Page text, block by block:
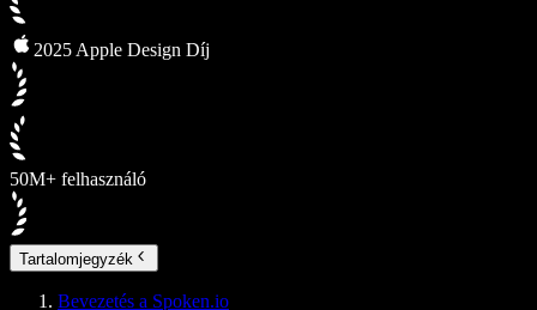
2025 Apple Design Díj
50M+ felhasználó
Tartalomjegyzék
Bevezetés a Spoken.io